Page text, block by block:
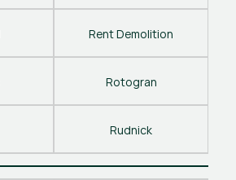
Rent Demolition
Rotogran
Rudnick